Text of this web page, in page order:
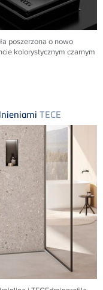
poszerzona o nowo
kolorystycznym czarnym
TECE